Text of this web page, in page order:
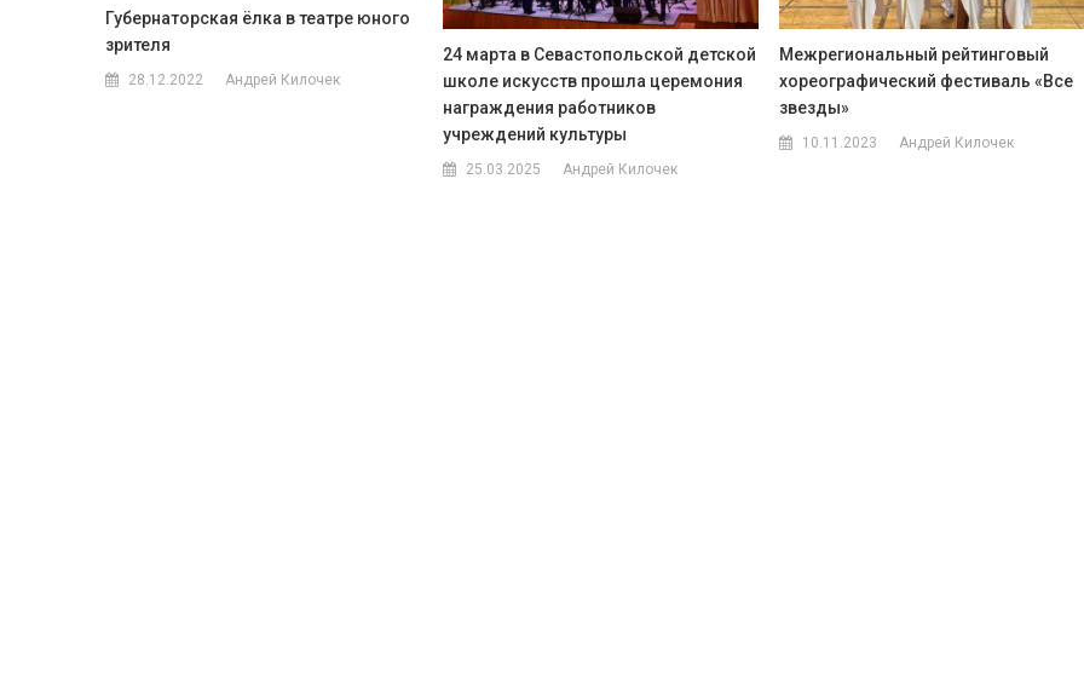
Губернаторская ёлка в театре юного
зрителя
28.12.2022 Андрей Килочек
24 марта в Севастопольской детской
школе искусств прошла церемония
награждения работников
учреждений культуры
25.03.2025 Андрей Килочек
Межрегиональный рейтинговый
хореографический фестиваль «Все
звезды»
10.11.2023 Андрей Килочек